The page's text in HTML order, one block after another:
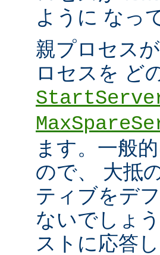
ように なっ
親プロセス
ロセスを ど
ます。一般
ので、 大抵
ティブをデ
ないでしょ
ストに応答